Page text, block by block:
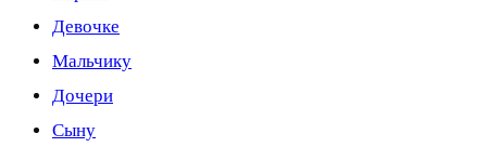
Девочке
Мальчику
Дочери
Сыну